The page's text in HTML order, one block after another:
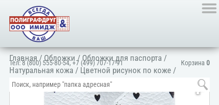
Корзина 0
Тел:8 (800) 555-80-54,+7 (499) 707-17-91
Главная/Обложки/Обложки для паспорта /
Натуральная кожа / Цветной рисунок по коже /